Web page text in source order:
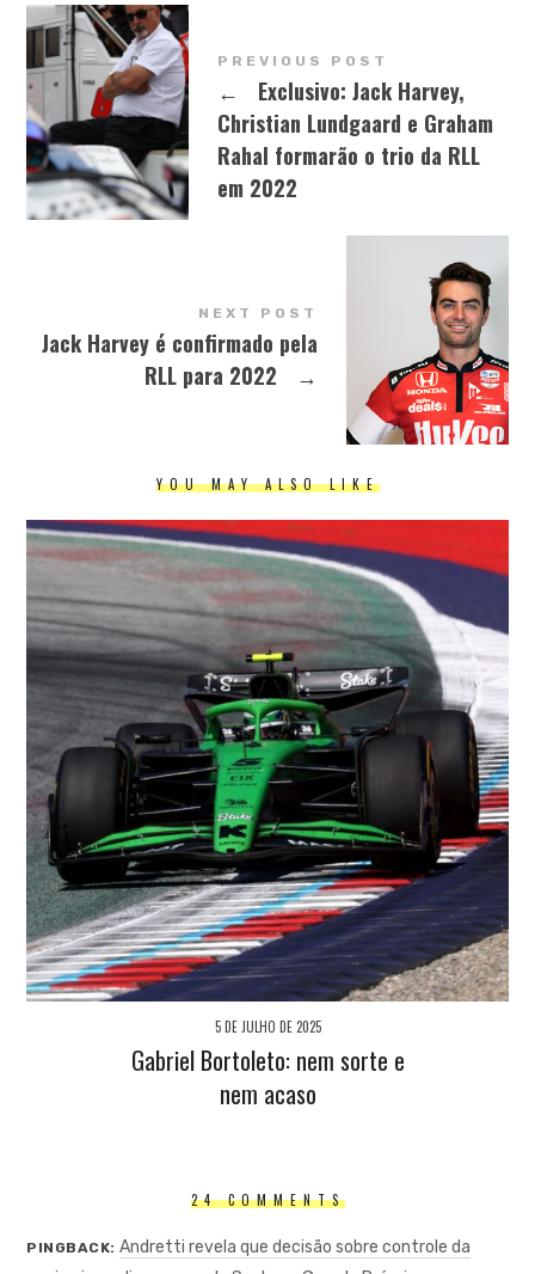
PREVIOUS POST
←
Exclusivo: Jack Harvey,
Christian Lundgaard e Graham
Rahal formarão o trio da RLL
em 2022
NEXT POST
Jack Harvey é confirmado pela
RLL para 2022
→
YOU MAY ALSO LIKE
5 DE JULHO DE 2025
Gabriel Bortoleto: nem sorte e
nem acaso
24 COMMENTS
PINGBACK:Andretti revela que decisão sobre controle da